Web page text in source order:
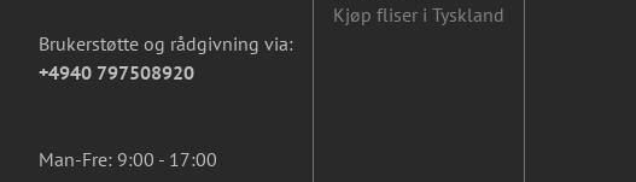
Brukerstøtte og rådgivning via:
+4940 797508920
Man-Fre: 9:00 - 17:00
Kjøp fliser i Tyskland